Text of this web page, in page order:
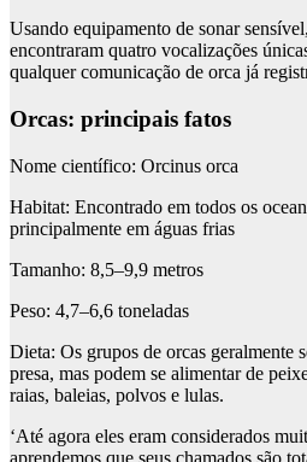
Usando equipamento de sonar
encontraram quatro vocalizações
qualquer comunicação de orca já
Orcas: principais fatos
Nome científico: Orcinus orca
Habitat: Encontrado em todos os
principalmente em águas frias
Tamanho: 8,5–9,9 metros
Peso: 4,7–6,6 toneladas
Dieta: Os grupos de orcas geralmente
presa, mas podem se alimentar de
raias, baleias, polvos e lulas.
‘Até agora eles eram considerados
aprendemos que seus chamados são